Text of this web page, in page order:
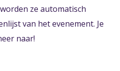
ze automatisch
van het evenement. Je
naar!